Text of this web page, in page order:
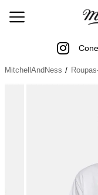
MitchellAndNess